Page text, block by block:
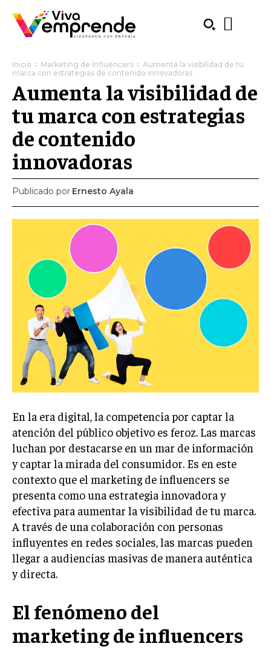
Welcome to Liberty Case
We have a curated list of the most noteworthy news from all
across the globe. With any subscription plan, you get access
exclusive articles that let you stay ahead of the curve.
Your Profile
NEWS LIFESTYLE PUBLIC OPINION
LIFESTYLE
AGENCIAS DE MARKETING
AGENCIAS DE POSICIONAMIENTO WEB SEO
VENTA DE ENLACES
Inicio Marketing de Influencers
Aumenta la visibilidad de tu
marca con estrategias de contenido innovadoras
Aumenta la visibilidad de
tu marca con estrategias
de contenido
innovadoras
Publicado por Ernesto Ayala
En la era digital, la competencia por captar la
atención del público objetivo es feroz. Las marcas
luchan por destacarse en un mar de información
y captar la mirada del consumidor. Es en este
contexto que el marketing de influencers se
presenta como una estrategia innovadora y
efectiva para aumentar la visibilidad de tu marca.
A través de una colaboración con personas
influyentes en redes sociales, las marcas pueden
llegar a audiencias masivas de manera auténtica
y directa.
El fenómeno del
marketing de influencers